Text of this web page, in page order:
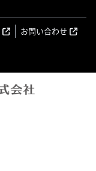
お問い合わせ